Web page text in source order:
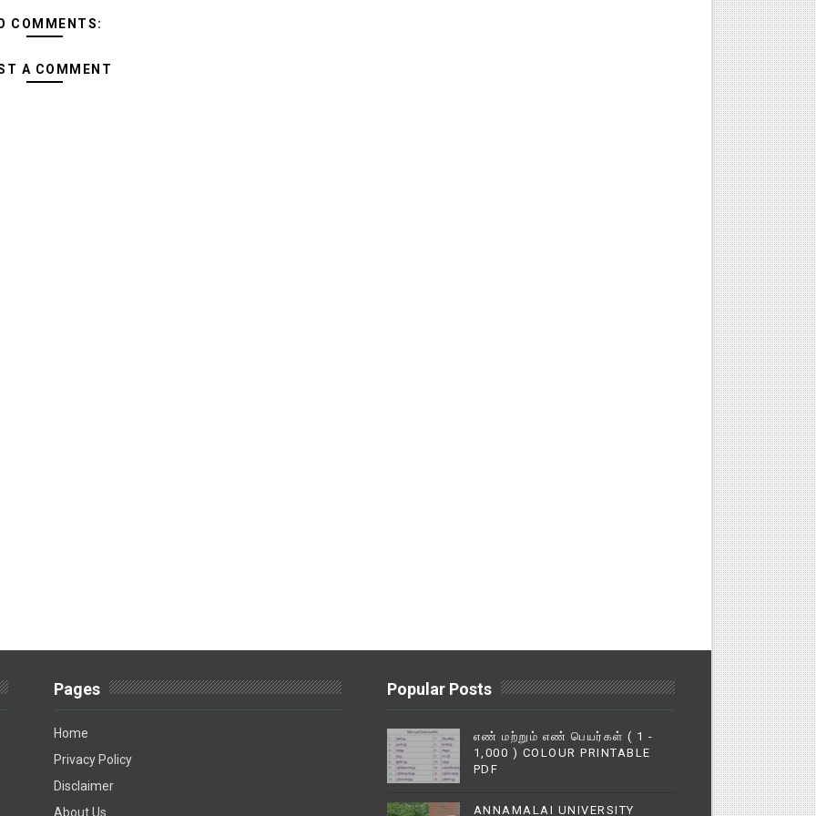
COMMENTS:
A COMMENT
Pages
Home
Privacy Policy
Disclaimer
About Us
Popular Posts
எண் மற்றும் எண் பெயர்கள் ( 1 -
1,000 ) COLOUR PRINTABLE
PDF
ANNAMALAI UNIVERSITY